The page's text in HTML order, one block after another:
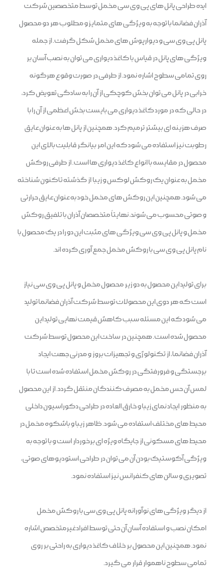
ایده طراحی پانل های پی وی سی مخمل توسط متخصصین شرکت
آذران فضانما با توجه به ویژگی های متمایز و مطلوب هر دو محصول
پانل پی وی سی و دیوارپوش های مخمل شکل گرفت. از جمله
ویژگی های پانل در قیاس با کاغذ دیواری می توان به نصب آسان بر
روی تمامی سطوح اشاره نمود. از طرفی در صورت وقوع هرگونه
خرابی در پانل می توان بخش کوچکی از آن را به سادگی تعویض کرد،
در حالی که در مورد کاغذ دیواری می بایست بخش اعظمی از آن را با
صرف هزینه ای بیشتر ترمیم کرد. همچنین از پانل ها به عنوان عایق
رطوبت نیز استفاده می شود که این امر بیانگر قابلیت بالای این
محصول در مقایسه با انواع کاغذ دیواری ها است. از طرفی روکش
مخمل به عنوان یک روکش لوکس و زیبا از گذشته تاکنون شناخته
می شود. همچنین این روکش های مخمل خود به عنوان عایق حرارتی
و صوتی محسوب می شوند، نهایتاً متخصصان آذران با تلفیق روکش
مخمل و پانل پی وی سی ویژگی های مثبت این دو را در یک محصول با
نام پانل پی وی سی با روکش مخمل جمع آوری کرده اند.
برای تولید این محصول به دو زیر محصول مخمل و پانل پی وی سی نیاز
است که هر دوی این محصولات توسط شرکت آذران فضانما تولید
می شود که این مسئله سبب کاهش قیمت نهایی تولید این
محصول شده است. همچنین در ساخت این محصول توسط شرکت
آذران فضانما، از تکنولوژی و تجهیزات بروز و مدرنی جهت ایجاد
برجستگی و فرورفتگی در روکش مخمل استفاده شده است تا با
لمس آن حس مخمل به مصرف کنندگان منتقل گردد. از این محصول
به منظور ایجاد نمای زیبا و خارق العاده در طراحی دکوراسیون داخلی
محیط های مختلف استفاده می شود. ظاهر زیبا و باشکوه مخمل در
محیط های مسکونی از جایگاه ویژه ای برخوردار است و با توجه به
ویژگی آکوستیک بودن آن می توان در طراحی استودیوهای صوتی،
تصویری و سالن های کنفرانس نیز استفاده نمود.
از دیگر ویژگی های نوآورانه پانل پی وی سی با روکش مخمل
امکان نصب و استفاده آسان آن حتی توسط افراد غیرمتخصص اشاره
نمود. همچنین این محصول بر خلاف کاغذ دیواری به راحتی بر روی
تمامی سطوح ناهموار قرار می گیرد.